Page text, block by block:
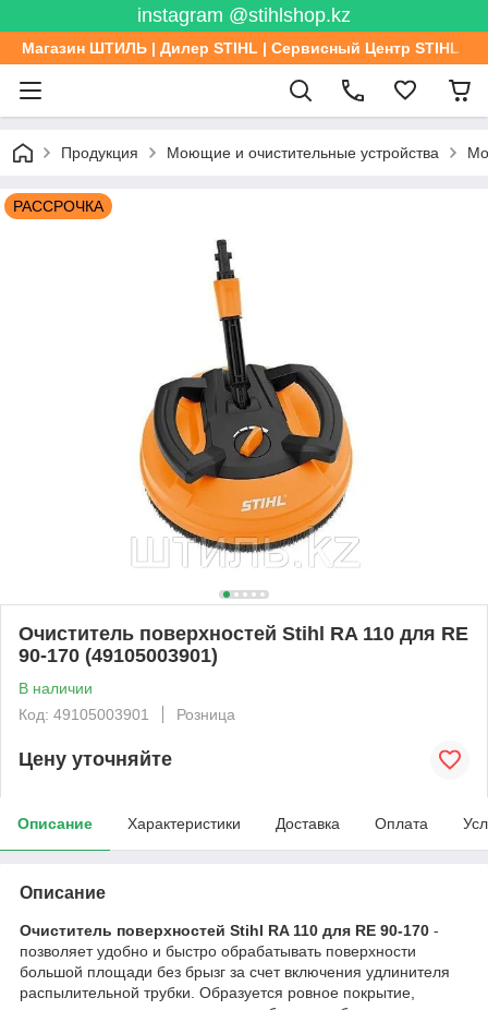
instagram @stihlshop.kz
Магазин ШТИЛЬ | Дилер STIHL | Сервисный Центр STIHL
Продукция Моющие и очистительные устройства
РАССРОЧКА
Очиститель поверхностей Stihl RA 110 для RE
90-170 (49105003901)
В наличии
Код: 49105003901
Розница
Цену уточняйте
Описание Характеристики Доставка Оплата
Описание
Очиститель поверхностей Stihl RA 110 для RE 90-170 -
позволяет удобно и быстро обрабатывать поверхности
большой площади без брызг за счет включения удлинителя
распылительной трубки. Образуется ровное покрытие,